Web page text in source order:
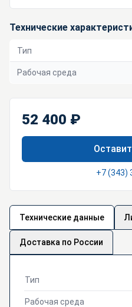
Технические
Тип
Рабочая среда
52 400 ₽
+7 (343)
Технические данные
Доставка по России
Тип
Рабочая среда